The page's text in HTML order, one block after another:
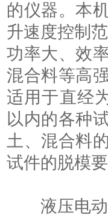
的仪器。本
升速度控制
功率大、效
混合料等高
适用于直经
以内的各种
土、混合料
试件的脱模
液压电动